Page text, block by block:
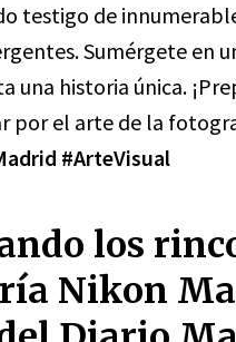
testigo de
Sumérgete en
una historia única.
por el arte de la
#ArteVisual
los
Nikon